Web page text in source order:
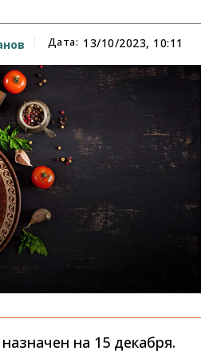
Дата: 13/10/2023, 10:11
на 15 декабря.